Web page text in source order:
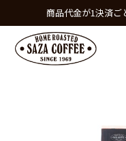
商品代金が1決済ご